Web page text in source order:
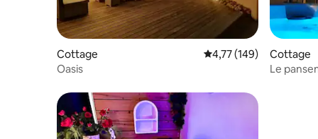
Cottage Évaluation moyenne
4,77 (149)
Oasis
Cottage
Le